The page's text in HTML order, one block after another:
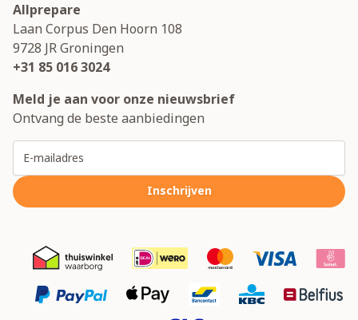
Allprepare
Laan Corpus Den Hoorn 108
9728 JRGroningen
+31 85 016 3024
Meld je aan voor onze nieuwsbrief
Ontvang de beste aanbiedingen
Inschrijven